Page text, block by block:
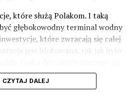
które służą Polakom. I taką
głębokowodny terminal wodny
które zwracają się całej
jest blokowana, tak jak było
CZYTAJ DALEJ